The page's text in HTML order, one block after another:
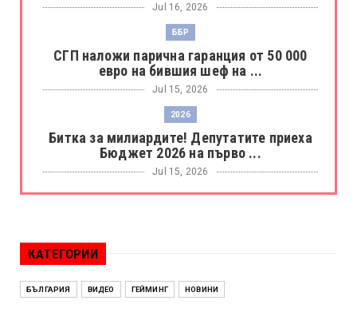
Jul 16, 2026
ББР
СГП наложи парична гаранция от 50 000
евро на бившия шеф на ...
Jul 15, 2026
2026
Битка за милиардите! Депутатите приеха
Бюджет 2026 на първо ...
Jul 15, 2026
БОРАЦ
Без милост! Испания пречупи Франция и е
КАТЕГОРИИ
БЪЛГАРИЯ ВИДЕО ГЕЙМИНГ НОВИНИ